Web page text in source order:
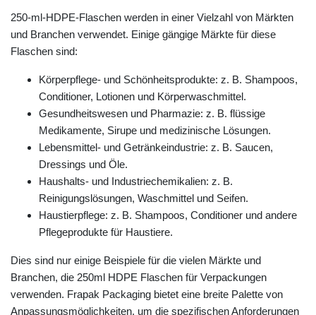
250-ml-HDPE-Flaschen werden in einer Vielzahl von Märkten
und Branchen verwendet. Einige gängige Märkte für diese
Flaschen sind:
Körperpflege- und Schönheitsprodukte: z. B. Shampoos,
Conditioner, Lotionen und Körperwaschmittel.
Gesundheitswesen und Pharmazie: z. B. flüssige
Medikamente, Sirupe und medizinische Lösungen.
Lebensmittel- und Getränkeindustrie: z. B. Saucen,
Dressings und Öle.
Haushalts- und Industriechemikalien: z. B.
Reinigungslösungen, Waschmittel und Seifen.
Haustierpflege: z. B. Shampoos, Conditioner und andere
Pflegeprodukte für Haustiere.
Dies sind nur einige Beispiele für die vielen Märkte und
Branchen, die 250ml HDPE Flaschen für Verpackungen
verwenden. Frapak Packaging bietet eine breite Palette von
Anpassungsmöglichkeiten, um die spezifischen Anforderungen